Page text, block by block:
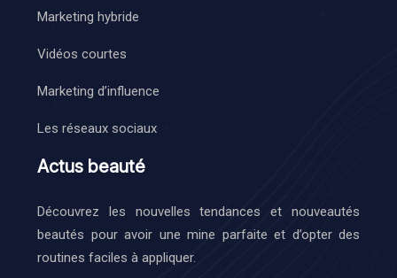
Marketing hybride
Vidéos courtes
Marketing d’influence
Les réseaux sociaux
Actus beauté
Découvrez les nouvelles tendances et nouveautés
beautés pour avoir une mine parfaite et d’opter des
routines faciles à appliquer.